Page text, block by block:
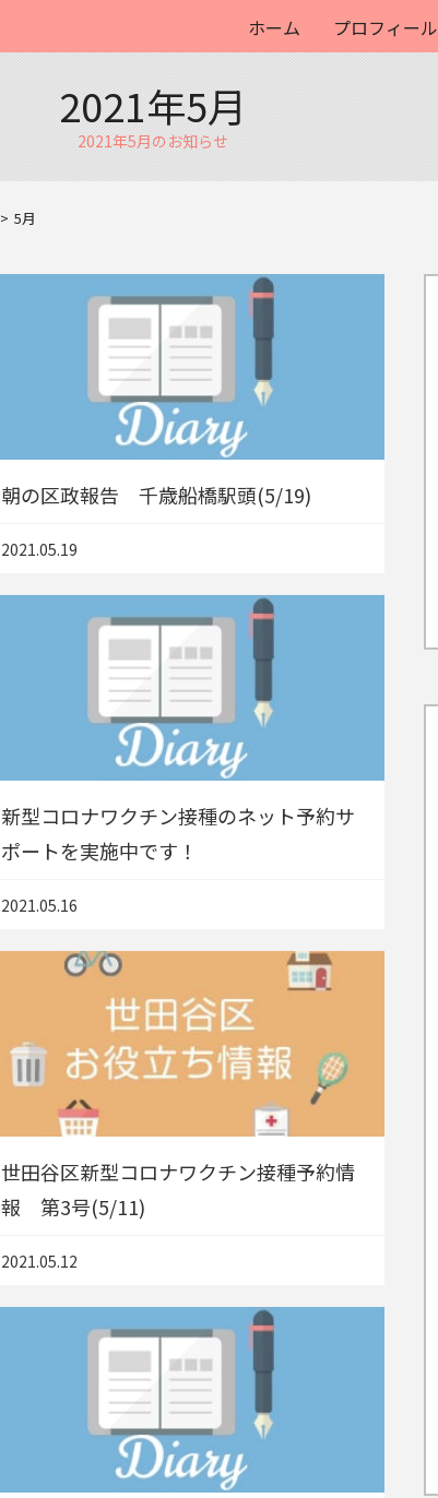
ホーム プロフィール
2021年5月
2021年5月のお知らせ
5月
朝の区政報告 千歳船橋駅頭(5/19)
2021.05.19
新型コロナワクチン接種のネット予約サ
ポートを実施中です！
2021.05.16
世田谷区新型コロナワクチン接種予約情
報 第3号(5/11)
2021.05.12